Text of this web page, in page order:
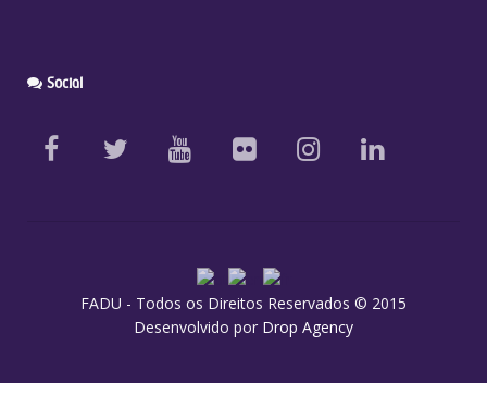
Social
FADU - Todos os Direitos Reservados © 2015
Desenvolvido por Drop Agency